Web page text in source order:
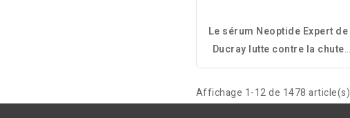
Le sérum Neoptide Expert de
Ducray lutte contre la chute
de cheveux, stimule leur
croissance et améliore
densité, volume et ancrage
Affichage 1-12 de 1478 article(s)